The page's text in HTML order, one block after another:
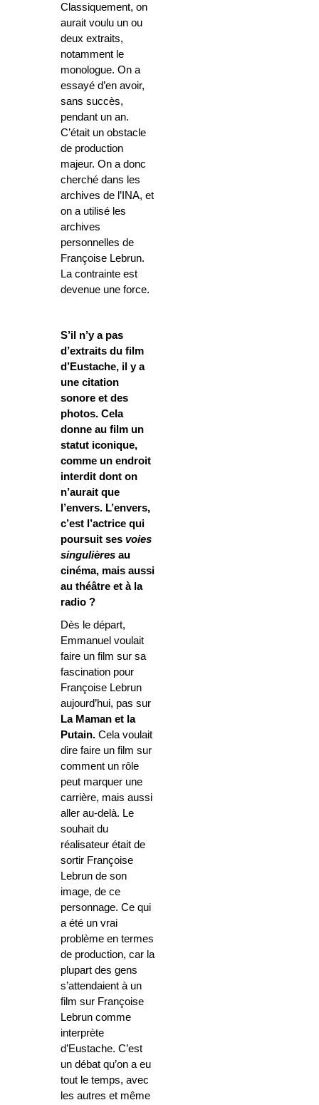
Classiquement, on
aurait voulu un ou
deux extraits,
notamment le
monologue. On a
essayé d’en avoir,
sans succès,
pendant un an.
C’était un obstacle
de production
majeur. On a donc
cherché dans les
archives de l’INA, et
on a utilisé les
archives
personnelles de
Françoise Lebrun.
La contrainte est
devenue une force.
S’il n’y a pas
d’extraits du film
d’Eustache, il y a
une citation
sonore et des
photos. Cela
donne au film un
statut iconique,
comme un endroit
interdit dont on
n’aurait que
l’envers. L’envers,
c’est l’actrice qui
poursuit ses voies
singulières au
cinéma, mais aussi
au théâtre et à la
radio ?
Dès le départ,
Emmanuel voulait
faire un film sur sa
fascination pour
Françoise Lebrun
aujourd’hui, pas sur
La Maman et la
Putain. Cela voulait
dire faire un film sur
comment un rôle
peut marquer une
carrière, mais aussi
aller au-delà. Le
souhait du
réalisateur était de
sortir Françoise
Lebrun de son
image, de ce
personnage. Ce qui
a été un vrai
problème en termes
de production, car la
plupart des gens
s’attendaient à un
film sur Françoise
Lebrun comme
interprète
d’Eustache. C’est
un débat qu’on a eu
tout le temps, avec
les autres et même